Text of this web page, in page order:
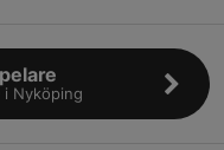
i Nyköping